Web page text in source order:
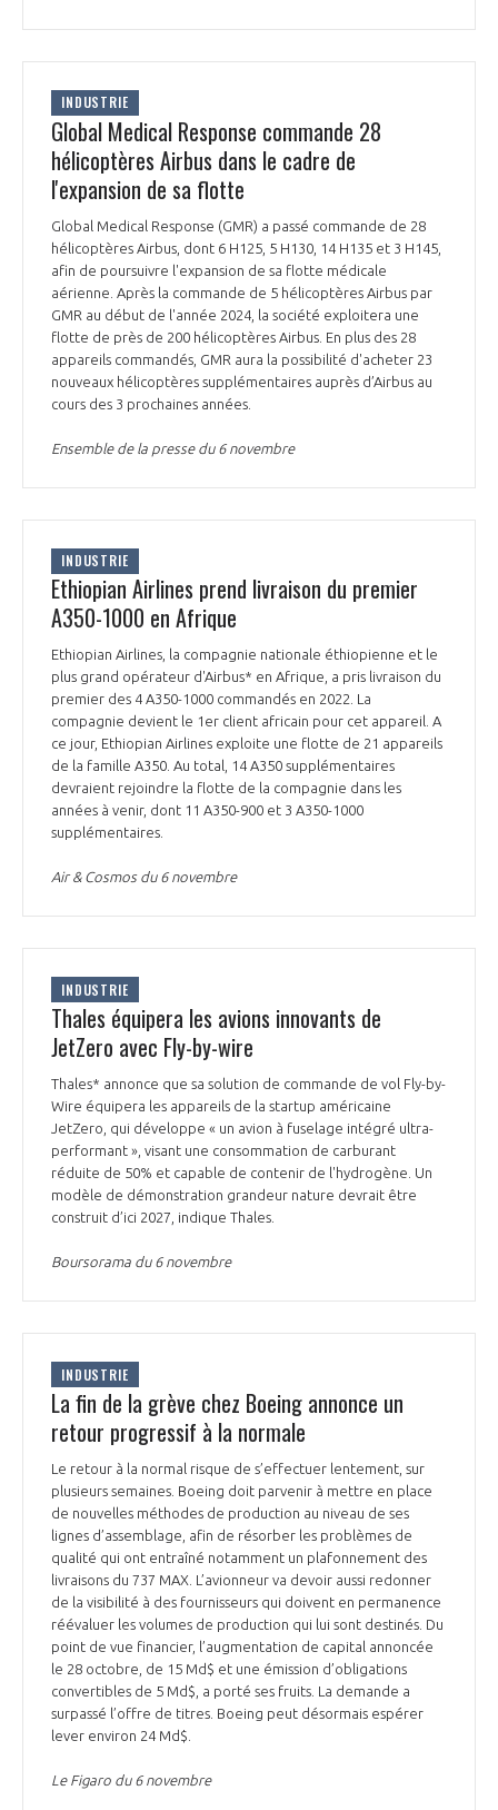
PRENDRE CONTACT AVEC LE MÉDIATEUR DE LA FILIÈRE
LES ENJEUX
COMPÉTITIVITÉ
EMPLOI & FORMATION
ENVIRONNEMENT
INNOVATION
INTERNATIONALISATION
LES PUBLICATIONS
DOCUMENTS & BROCHURES
RAPPORTS D'ACTIVITÉS
INDUSTRIE
Global Medical Response commande 28
hélicoptères Airbus dans le cadre de
l'expansion de sa flotte
Global Medical Response (GMR) a passé commande de 28
hélicoptères Airbus, dont 6 H125, 5 H130, 14 H135 et 3 H145,
afin de poursuivre l'expansion de sa flotte médicale
aérienne. Après la commande de 5 hélicoptères Airbus par
GMR au début de l'année 2024, la société exploitera une
flotte de près de 200 hélicoptères Airbus. En plus des 28
appareils commandés, GMR aura la possibilité d'acheter 23
nouveaux hélicoptères supplémentaires auprès d’Airbus au
cours des 3 prochaines années.
Ensemble de la presse du 6 novembre
INDUSTRIE
Ethiopian Airlines prend livraison du premier
A350-1000 en Afrique
Ethiopian Airlines, la compagnie nationale éthiopienne et le
plus grand opérateur d'Airbus* en Afrique, a pris livraison du
premier des 4 A350-1000 commandés en 2022. La
compagnie devient le 1er client africain pour cet appareil. A
ce jour, Ethiopian Airlines exploite une flotte de 21 appareils
de la famille A350. Au total, 14 A350 supplémentaires
devraient rejoindre la flotte de la compagnie dans les
années à venir, dont 11 A350-900 et 3 A350-1000
supplémentaires.
Air & Cosmos du 6 novembre
INDUSTRIE
Thales équipera les avions innovants de
JetZero avec Fly-by-wire
Thales* annonce que sa solution de commande de vol Fly-by-
Wire équipera les appareils de la startup américaine
JetZero, qui développe « un avion à fuselage intégré ultra-
performant », visant une consommation de carburant
réduite de 50% et capable de contenir de l'hydrogène. Un
modèle de démonstration grandeur nature devrait être
construit d’ici 2027, indique Thales.
Boursorama du 6 novembre
INDUSTRIE
La fin de la grève chez Boeing annonce un
retour progressif à la normale
Le retour à la normal risque de s’effectuer lentement, sur
plusieurs semaines. Boeing doit parvenir à mettre en place
de nouvelles méthodes de production au niveau de ses
lignes d’assemblage, afin de résorber les problèmes de
qualité qui ont entraîné notamment un plafonnement des
livraisons du 737 MAX. L’avionneur va devoir aussi redonner
de la visibilité à des fournisseurs qui doivent en permanence
réévaluer les volumes de production qui lui sont destinés. Du
point de vue financier, l’augmentation de capital annoncée
le 28 octobre, de 15 Md$ et une émission d’obligations
convertibles de 5 Md$, a porté ses fruits. La demande a
surpassé l’offre de titres. Boeing peut désormais espérer
lever environ 24 Md$.
Le Figaro du 6 novembre